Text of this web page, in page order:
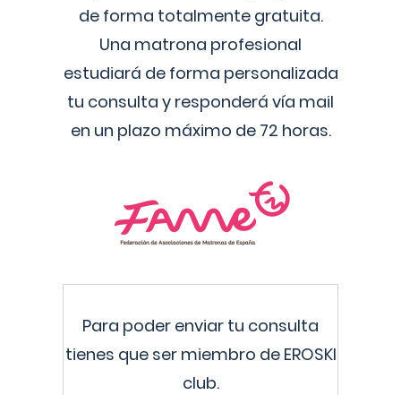
de forma totalmente gratuita.
Una matrona profesional
estudiará de forma personalizada
tu consulta y responderá vía mail
en un plazo máximo de 72 horas.
Para poder enviar tu consulta
tienes que ser miembro de EROSKI
club.